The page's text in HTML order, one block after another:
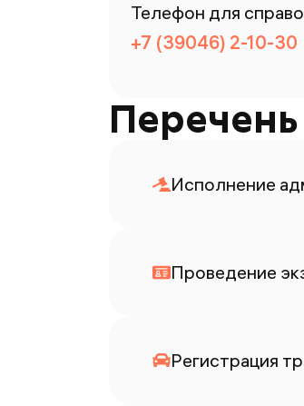
Телефон для
+7 (39046) 2-10-30
Исполнение
Проведение
Регистрация